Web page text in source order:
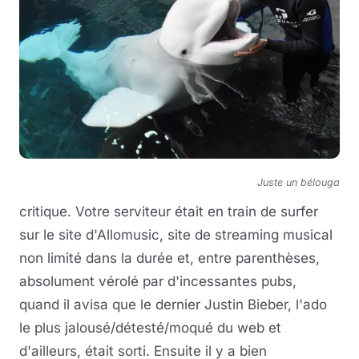
Juste un bélouga
critique. Votre serviteur était en train de surfer
sur le site d'Allomusic, site de streaming musical
non limité dans la durée et, entre parenthèses,
absolument vérolé par d'incessantes pubs,
quand il avisa que le dernier Justin Bieber, l'ado
le plus jalousé/détesté/moqué du web et
d'ailleurs, était sorti. Ensuite il y a bien